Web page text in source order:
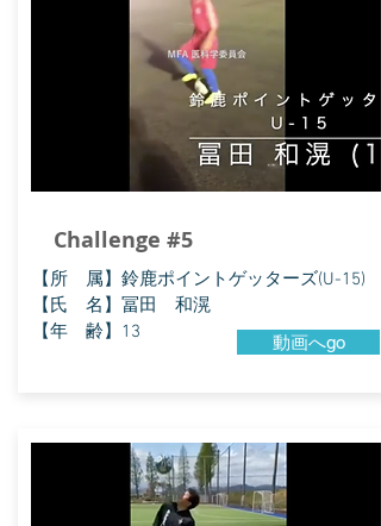
Challenge #5
【所 属】鈴鹿ポイントゲッターズ(U-15)
【氏 名】冨田 和滉
【年 齢】13
動画へgo